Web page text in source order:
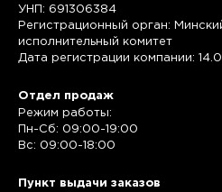
УНП: 691306384
Регистрационный орган:
исполнительный комитет
Дата регистрации компании:
Отдел продаж
Режим работы:
Пн-Сб: 09:00-19:00
Вс: 09:00-18:00
Пункт выдачи заказов